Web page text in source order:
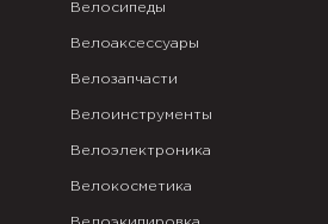
Велосипеды
Велоаксессуары
Велозапчасти
Велоинструменты
Велоэлектроника
Велокосметика